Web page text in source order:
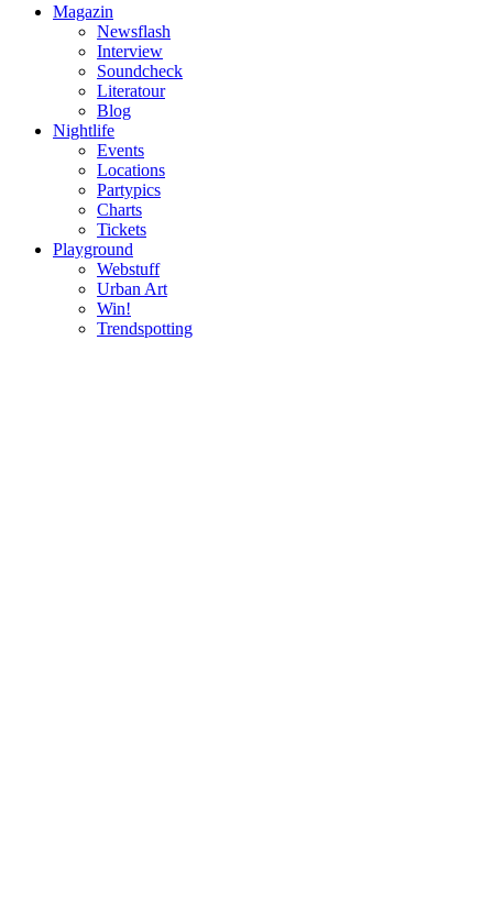
Magazin
Newsflash
Interview
Soundcheck
Literatour
Blog
Nightlife
Events
Locations
Partypics
Charts
Tickets
Playground
Webstuff
Urban Art
Win!
Trendspotting